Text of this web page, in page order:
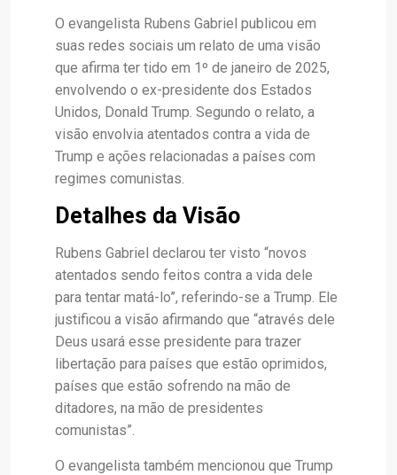
O evangelista Rubens Gabriel publicou em
suas redes sociais um relato de uma visão
que afirma ter tido em 1º de janeiro de 2025,
envolvendo o ex-presidente dos Estados
Unidos, Donald Trump. Segundo o relato, a
visão envolvia atentados contra a vida de
Trump e ações relacionadas a países com
regimes comunistas.
Detalhes da Visão
Rubens Gabriel declarou ter visto “novos
atentados sendo feitos contra a vida dele
para tentar matá-lo”, referindo-se a Trump. Ele
justificou a visão afirmando que “através dele
Deus usará esse presidente para trazer
libertação para países que estão oprimidos,
países que estão sofrendo na mão de
ditadores, na mão de presidentes
comunistas”.
O evangelista também mencionou que Trump